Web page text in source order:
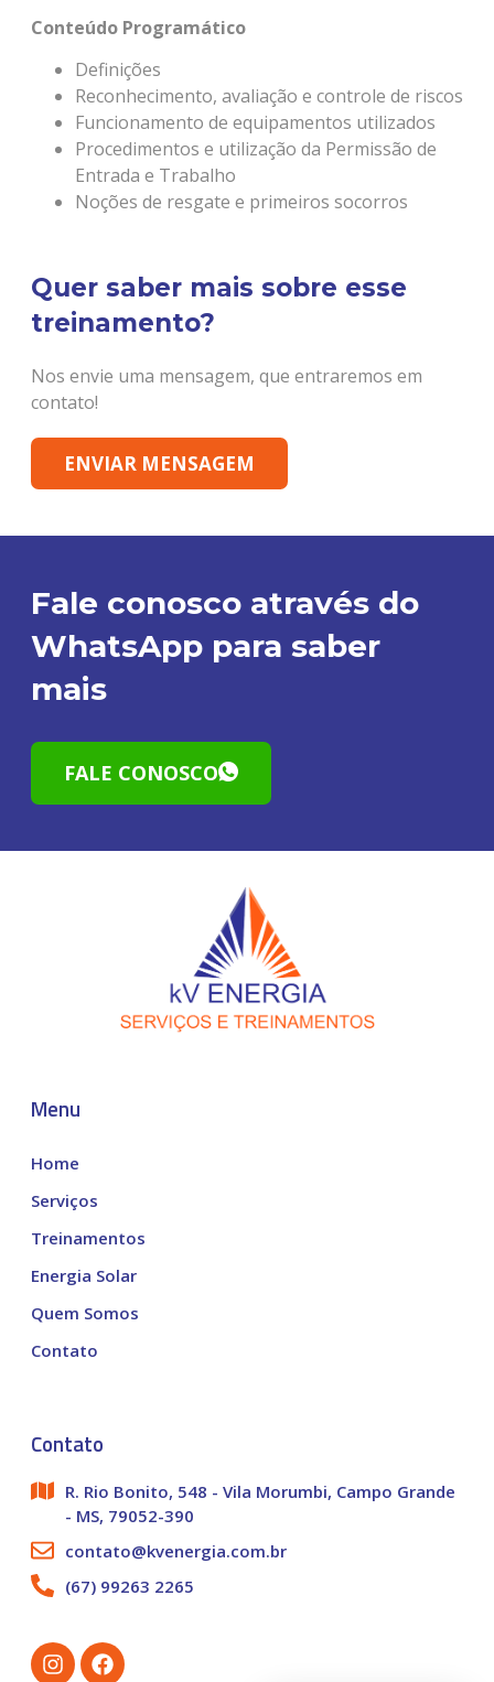
Conteúdo Programático
Definições
Reconhecimento, avaliação e controle de riscos
Funcionamento de equipamentos utilizados
Procedimentos e utilização da Permissão de
Entrada e Trabalho
Noções de resgate e primeiros socorros
Quer saber mais sobre esse
treinamento?
Nos envie uma mensagem, que entraremos em
contato!
ENVIAR MENSAGEM
Fale conosco através do
WhatsApp para saber
mais
FALE CONOSCO
Menu
Home
Serviços
Treinamentos
Energia Solar
Quem Somos
Contato
Contato
R. Rio Bonito, 548 - Vila Morumbi, Campo Grande
- MS, 79052-390
contato@kvenergia.com.br
(67) 99263 2265